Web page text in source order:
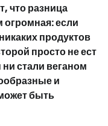
что разница
огромная: если
продуктов
просто не ест
стали веганом
и
быть